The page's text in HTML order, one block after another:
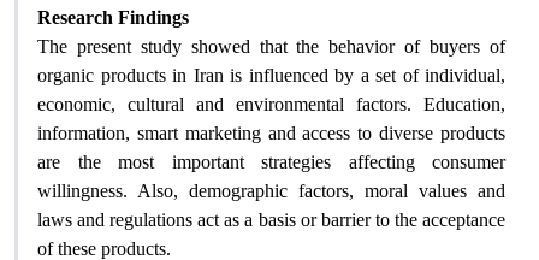
Research Findings
The present study showed that the behavior of buyers of
organic products in Iran is influenced by a set of individual,
economic, cultural and environmental factors. Education,
information, smart marketing and access to diverse products
are the most important strategies affecting consumer
willingness. Also, demographic factors, moral values ​​and
laws and regulations act as a basis or barrier to the acceptance
of these products.